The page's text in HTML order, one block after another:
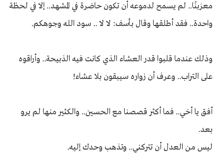
معزبنًا.. لم يسمح لدموعه أن تكون حاضرة في المشهد.. إلا في لحظة
واحدة.. فقد أطلقها وقال بأسف: لا لا .. سود الله وجوهكم.
وذلك عندما قلبوا قدر العشاء الذي كانت فيه الذبيحة.. وأراقوه
على التراب.. وعرف أن زواره سيبقون بلا عشاء!
أفق يا أخي.. فما أكثر قصصنا مع الحسين.. والكثير منها لم يرو
بعد.
ليس من العدل أن تتركني.. وتذهب وحدك إليه.